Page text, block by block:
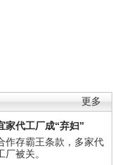
更多
家代工厂成“弃妇”
作存霸王条款，多家代
厂被关。